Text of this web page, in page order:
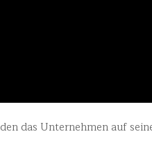
den das Unternehmen auf